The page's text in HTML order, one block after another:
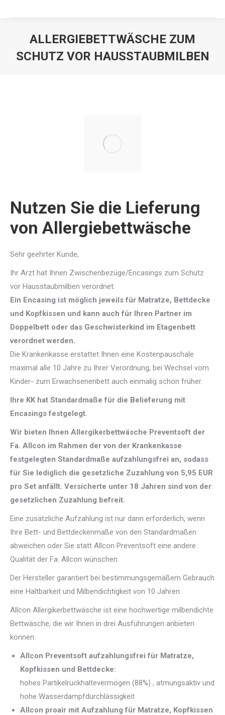
ALLERGIEBETTWÄSCHE ZUM
SCHUTZ VOR HAUSSTAUBMILBEN
Nutzen Sie die Lieferung
von Allergiebettwäsche
Sehr geehrter Kunde,
Ihr Arzt hat Ihnen Zwischenbezüge/Encasings zum Schutz
vor Hausstaubmilben verordnet.
Ein Encasing ist möglich jeweils für Matratze, Bettdecke
und Kopfkissen und kann auch für Ihren Partner im
Doppelbett oder das Geschwisterkind im Etagenbett
verordnet werden.
Die Krankenkasse erstattet Ihnen eine Kostenpauschale
maximal alle 10 Jahre zu Ihrer Verordnung, bei Wechsel vom
Kinder- zum Erwachsenenbett auch einmalig schon früher.
Ihre KK hat Standardmaße für die Belieferung mit
Encasings festgelegt.
Wir bieten Ihnen Allergikerbettwäsche Preventsoft der
Fa. Allcon im Rahmen der von der Krankenkasse
festgelegten Standardmaße aufzahlungsfrei an, sodass
für Sie lediglich die gesetzliche Zuzahlung von 5,95 EUR
pro Set anfällt. Versicherte unter 18 Jahren sind von der
gesetzlichen Zuzahlung befreit.
Eine zusätzliche Aufzahlung ist nur dann erforderlich, wenn
Ihre Bett- und Bettdeckenmaße von den Standardmaßen
abweichen oder Sie statt Allcon Preventsoft eine andere
Qualität der Fa. Allcon wünschen.
Der Hersteller garantiert bei bestimmungsgemäßem Gebrauch
eine Haltbarkeit und Milbendichtigkeit von 10 Jahren.
Allcon Allergikerbettwäsche ist eine hochwertige milbendichte
Bettwäsche, die wir Ihnen in drei Ausführungen anbieten
können:
Allcon Preventsoft aufzahlungsfrei für Matratze,
Kopfkissen und Bettdecke:
hohes Partikelrückhaltevermögen (88%) , atmungsaktiv und
hohe Wasserdampfdurchlässigkeit
Allcon proair mit Aufzahlung für Matratze, Kopfkissen